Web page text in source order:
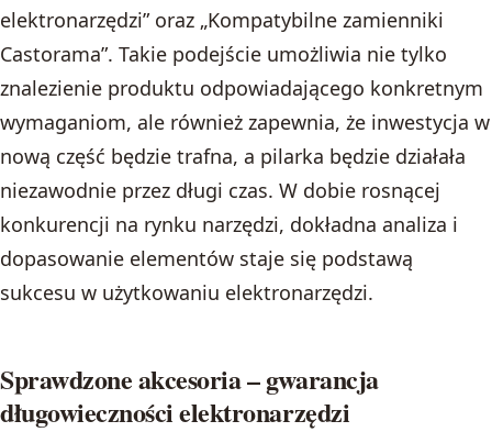
elektronarzędzi” oraz „Kompatybilne zamienniki
Castorama”. Takie podejście umożliwia nie tylko
znalezienie produktu odpowiadającego konkretnym
wymaganiom, ale również zapewnia, że inwestycja w
nową część będzie trafna, a pilarka będzie działała
niezawodnie przez długi czas. W dobie rosnącej
konkurencji na rynku narzędzi, dokładna analiza i
dopasowanie elementów staje się podstawą
sukcesu w użytkowaniu elektronarzędzi.
Sprawdzone akcesoria – gwarancja
długowieczności elektronarzędzi